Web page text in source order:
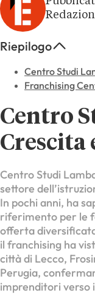
Riepilogo
Centro Studi
Franchising
Centro
Crescita
Centro Studi
settore
In pochi anni, ha
riferimento per le
offerta
il franchising ha
città di Lecco,
Perugia,
imprenditori verso